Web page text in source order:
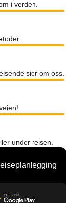
i verden.
sier om oss.
under reisen.